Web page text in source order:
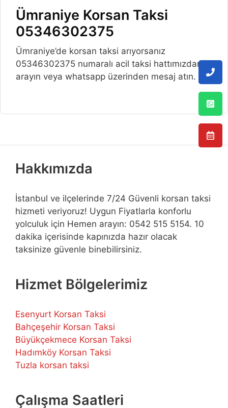
Ümraniye Korsan Taksi
05346302375
Ümraniye’de korsan taksi arıyorsanız
05346302375 numaralı acil taksi hattımızdan
arayın veya whatsapp üzerinden mesaj atın.
Hakkımızda
İstanbul ve ilçelerinde 7/24 Güvenli korsan taksi
hizmeti veriyoruz! Uygun Fiyatlarla konforlu
yolculuk için Hemen arayın: 0542 515 5154. 10
dakika içerisinde kapınızda hazır olacak
taksinize güvenle binebilirsiniz.
Hizmet Bölgelerimiz
Esenyurt Korsan Taksi
Bahçeşehir Korsan Taksi
Büyükçekmece Korsan Taksi
Hadımköy Korsan Taksi
Tuzla korsan taksi
Çalışma Saatleri